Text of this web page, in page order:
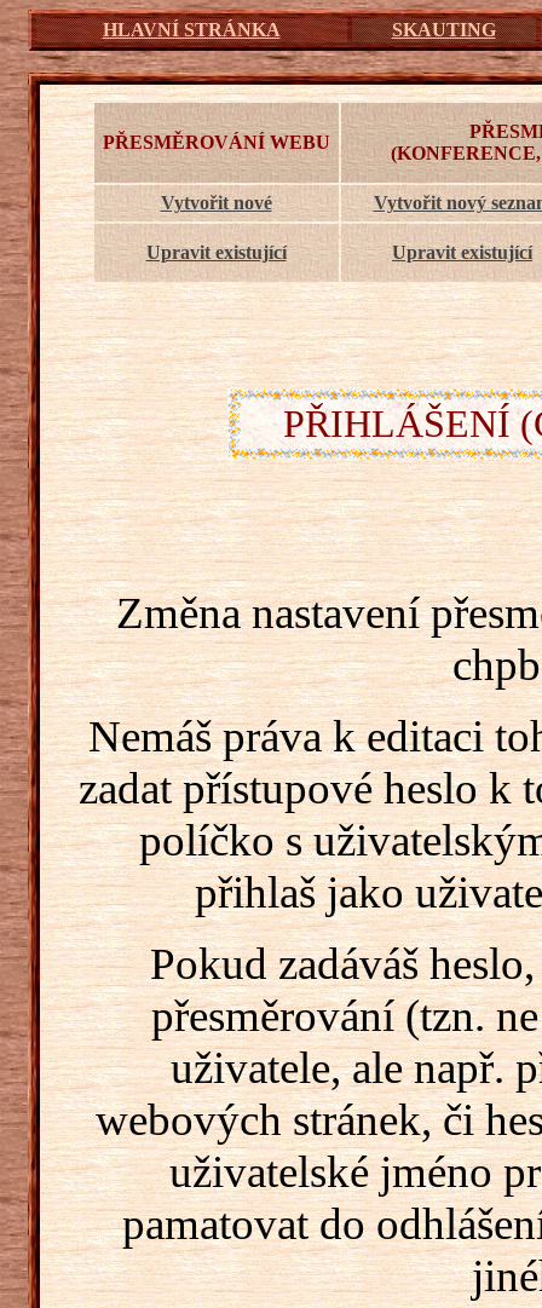
HLAVNÍ STRÁNKA SKAUTING
PŘESMĚROVÁNÍ WEBU
Vytvořit nové Vytvořit nový
Upravit existující Upravit existující
PŘIHLÁŠENÍ
Změna nastavení
Nemáš práva k editaci
zadat přístupové heslo k
políčko s
přihlaš jako
Pokud zadáváš
přesměrování (tzn.
uživatele, ale např.
webových stránek, či
uživatelské jméno
pamatovat do